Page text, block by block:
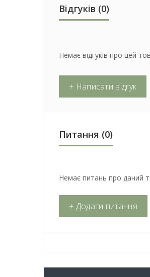
Відгуків (0)
Немає відгуків про цей
+ Написати відгук
Питання (0)
Немає питань про даний
+ Додати питання